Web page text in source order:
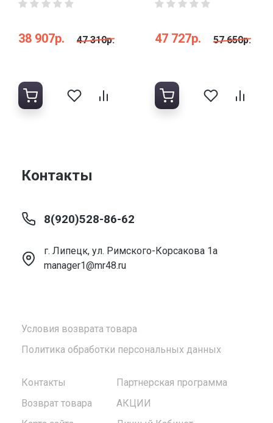
38 907р. 47 310р. 47 727р. 57 650р.
Условия возврата товара
Политика обработки персональных данных
Контакты
Возврат товара
Партнерская программа
АКЦИИ
Контакты
8(920)528-86-62
г. Липецк, ул. Римского-Корсакова 1а
manager1@mr48.ru